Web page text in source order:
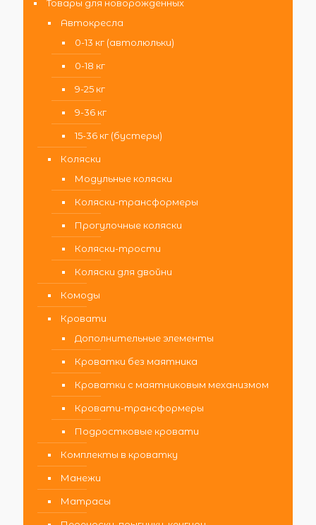
Товары для новорожденных
Автокресла
0-13 кг (автолюльки)
0-18 кг
9-25 кг
9-36 кг
15-36 кг (бустеры)
Коляски
Модульные коляски
Коляски-трансформеры
Прогулочные коляски
Коляски-трости
Коляски для двойни
Комоды
Кровати
Дополнительные элементы
Кроватки без маятника
Кроватки с маятниковым механизмом
Кровати-трансформеры
Подростковые кровати
Комплекты в кроватку
Манежи
Матрасы